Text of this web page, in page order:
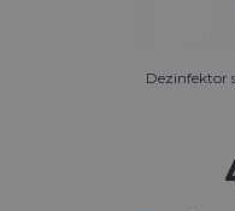
Dezinfektor